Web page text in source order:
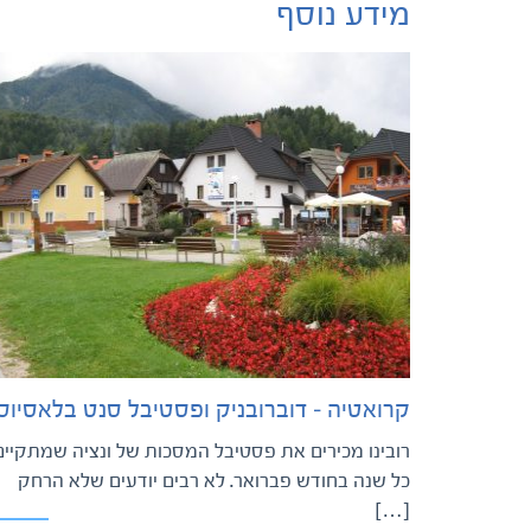
מידע נוסף
קרואטיה – דוברובניק ופסטיבל סנט
רובינו מכירים את פסטיבל המסכות של ונציה
כל שנה בחודש פברואר. לא רבים יודעים שלא הרחק
[…]